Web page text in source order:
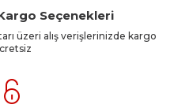
Seçenekleri
üzeri alış verişlerinizde kargo